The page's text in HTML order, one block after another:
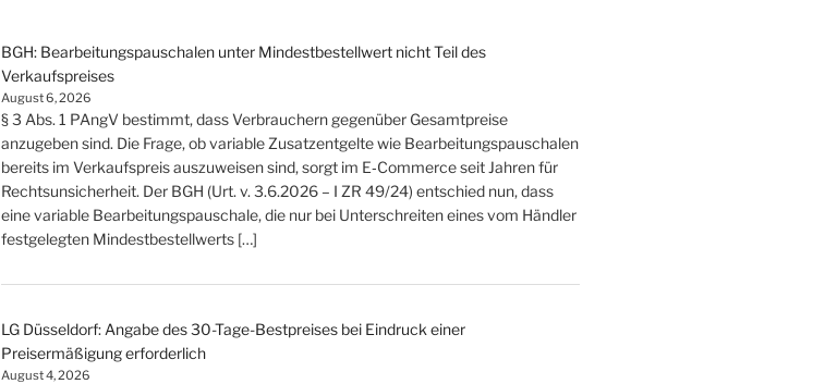
BGH: Bearbeitungspauschalen unter Mindestbestellwert nicht Teil des
Verkaufspreises
August 6, 2026
§ 3 Abs. 1 PAngV bestimmt, dass Verbrauchern gegenüber Gesamtpreise
anzugeben sind. Die Frage, ob variable Zusatzentgelte wie Bearbeitungspauschalen
bereits im Verkaufspreis auszuweisen sind, sorgt im E‑Commerce seit Jahren für
Rechtsunsicherheit. Der BGH (Urt. v. 3.6.2026 – I ZR 49/24) entschied nun, dass
eine variable Bearbeitungspauschale, die nur bei Unterschreiten eines vom Händler
festgelegten Mindestbestellwerts […]
LG Düsseldorf: Angabe des 30-Tage-Bestpreises bei Eindruck einer
Preisermäßigung erforderlich
August 4, 2026